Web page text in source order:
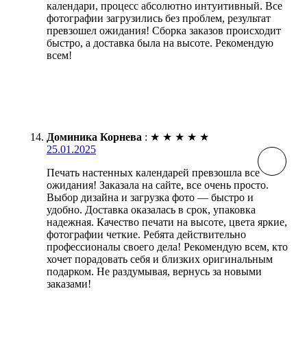
календари, процесс абсолютно интуитивный. Все
фотографии загрузились без проблем, результат
превзошел ожидания! Сборка заказов происходит
быстро, а доставка была на высоте. Рекомендую
всем!
Доминика Корнева : ★ ★ ★ ★ ★
25.01.2025
Печать настенных календарей превзошла все
ожидания! Заказала на сайте, все очень просто.
Выбор дизайна и загрузка фото — быстро и
удобно. Доставка оказалась в срок, упаковка
надежная. Качество печати на высоте, цвета яркие,
фотографии четкие. Ребята действительно
профессионалы своего дела! Рекомендую всем, кто
хочет порадовать себя и близких оригинальным
подарком. Не раздумывая, вернусь за новыми
заказами!